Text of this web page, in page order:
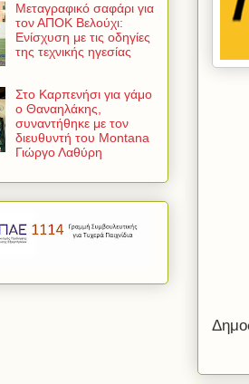
Μεταγραφικό σαφάρι για
τον ΑΠΟΚ Βελούχι:
Ενίσχυση με τις οδηγίες
της τεχνικής ηγεσίας
Στο Καρπενήσι για γάμο
ο Θαναηλάκης,
συναντήθηκε με τον
διευθυντή του Montana
Γιώργο Λαθύρη